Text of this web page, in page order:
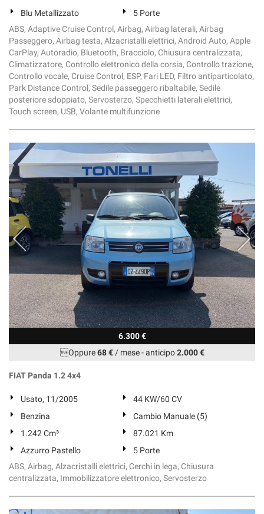
Blu Metallizzato
5 Porte
ABS, Adaptive Cruise Control, Airbag, Airbag laterali, Airbag
Passeggero, Airbag testa, Alzacristalli elettrici, Android Auto, Apple
CarPlay, Autoradio, Bluetooth, Bracciolo, Chiusura centralizzata,
Climatizzatore, Controllo elettronico della corsia, Controllo trazione,
Controllo vocale, Cruise Control, ESP, Fari LED, Filtro antiparticolato,
Park Distance Control, Sedile passeggero ribaltabile, Sedile
posteriore sdoppiato, Servosterzo, Specchietti laterali elettrici,
Touch screen, USB, Volante multifunzione
6.300 €
Oppure68 €/ mese-anticipo2.000 €
FIAT Panda 1.2 4x4
Usato, 11/2005
44 KW/60 CV
Benzina
Cambio Manuale (5)
1.242 Cm³
87.021 Km
Azzurro Pastello
5 Porte
ABS, Airbag, Alzacristalli elettrici, Cerchi in lega, Chiusura
centralizzata, Immobilizzatore elettronico, Servosterzo